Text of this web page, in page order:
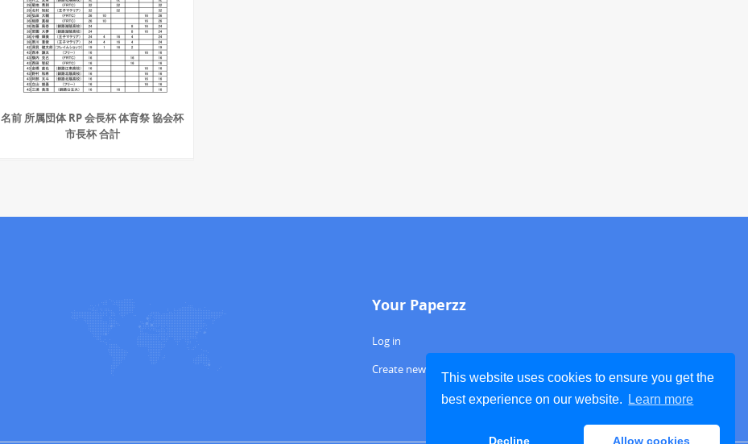
This website uses cookies to ensure you get the
best experience on our website.
Learn more
Decline Allow cookies
名前 所属団体 RP 会長杯 体育祭 協会杯
市長杯 合計
Your Paperzz
Log in
Create new account